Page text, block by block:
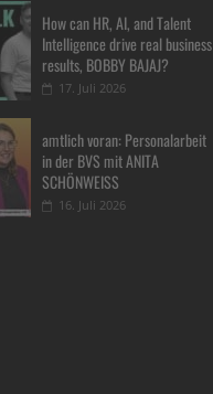
How can HR, AI, and Talent
Intelligence drive real business
results, BOBBY BAJAJ?
17. Juli 2026
amtlich voran: Personalarbeit
in der BVS mit ANITA
SCHÖNWEISS
16. Juli 2026